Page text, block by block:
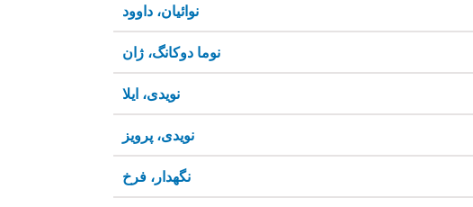
نوائیان، داوود
نوما دوکانگ، ژان
نویدی، ایلا
نویدی، پرویز
نگهدار، فرخ